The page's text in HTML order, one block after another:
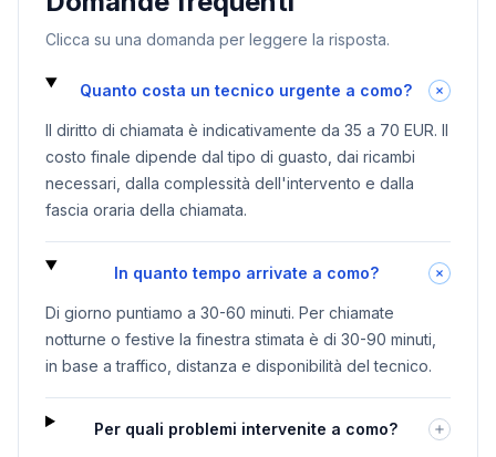
Clicca su una domanda per leggere la risposta.
Quanto costa un tecnico urgente a como?
Il diritto di chiamata è indicativamente da 35 a 70 EUR. Il
costo finale dipende dal tipo di guasto, dai ricambi
necessari, dalla complessità dell'intervento e dalla
fascia oraria della chiamata.
In quanto tempo arrivate a como?
Di giorno puntiamo a 30-60 minuti. Per chiamate
notturne o festive la finestra stimata è di 30-90 minuti,
in base a traffico, distanza e disponibilità del tecnico.
Per quali problemi intervenite a como?